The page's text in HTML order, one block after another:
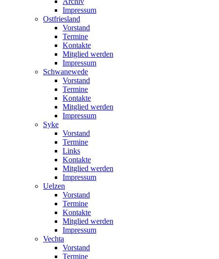
Impressum
Ostfriesland
Vorstand
Termine
Kontakte
Mitglied werden
Impressum
Schwanewede
Vorstand
Termine
Kontakte
Mitglied werden
Impressum
Syke
Vorstand
Termine
Links
Kontakte
Mitglied werden
Impressum
Uelzen
Vorstand
Termine
Kontakte
Mitglied werden
Impressum
Vechta
Vorstand
Termine